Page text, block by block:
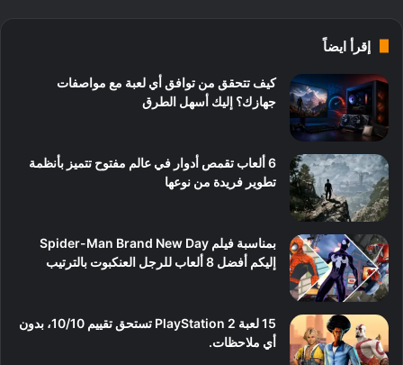
إقرأ ايضاً
كيف تتحقق من توافق أي لعبة مع مواصفات
جهازك؟ إليك أسهل الطرق
6 ألعاب تقمص أدوار في عالم مفتوح تتميز بأنظمة
تطوير فريدة من نوعها
بمناسبة فيلم Spider-Man Brand New Day
إليكم أفضل 8 ألعاب للرجل العنكبوت بالترتيب
15 لعبة PlayStation 2 تستحق تقييم 10/10، بدون
أي ملاحظات.